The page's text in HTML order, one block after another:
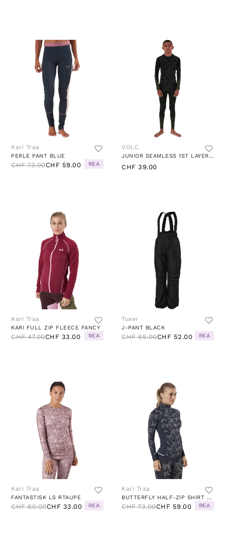
Kari Traa
PERLE PANT BLUE
CHF 73.00CHF 59.00 REA
VOLC
JUNIOR SEAMLESS 1ST LAYER SET PATTERNED/GREEN
CHF 39.00
Kari Traa
KARI FULL ZIP FLEECE FANCY
CHF 47.00CHF 33.00 REA
Tuxer
J-PANT BLACK
CHF 65.00CHF 52.00 REA
Kari Traa
FANTASTISK LS RTAUPE
CHF 60.00CHF 33.00 REA
Kari Traa
BUTTERFLY HALF-ZIP SHIRT BLUE
CHF 73.00CHF 59.00 REA